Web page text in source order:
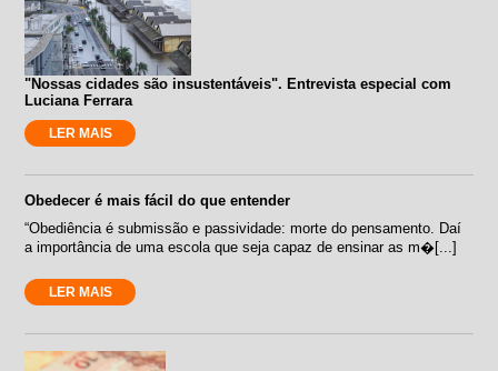
"Nossas cidades são insustentáveis". Entrevista especial com
Luciana Ferrara
LER MAIS
Obedecer é mais fácil do que entender
“Obediência é submissão e passividade: morte do pensamento. Daí
a importância de uma escola que seja capaz de ensinar as m�[...]
LER MAIS